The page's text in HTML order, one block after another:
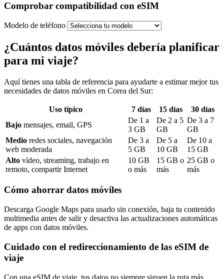
Comprobar compatibilidad con eSIM
Modelo de teléfono
¿Cuántos datos móviles debería planificar
para mi viaje?
Aquí tienes una tabla de referencia para ayudarte a estimar mejor tus
necesidades de datos móviles en Corea del Sur:
Uso típico 7 días 15 días 30 días
Bajo mensajes, email, GPS
De 1 a
3 GB
De 2 a 5
GB
De 3 a 7
GB
Medio redes sociales, navegación
web moderada
De 3 a
5 GB
De 5 a
10 GB
De 10 a
15 GB
Alto vídeo, streaming, trabajo en
remoto, compartir Internet
10 GB
o más
15 GB o
más
25 GB o
más
Cómo ahorrar datos móviles
Descarga Google Maps para usarlo sin conexión, baja tu contenido
multimedia antes de salir y desactiva las actualizaciones automáticas
de apps con datos móviles.
Cuidado con el redireccionamiento de las eSIM de
viaje
Con una eSIM de viaje, tus datos no siempre siguen la ruta más